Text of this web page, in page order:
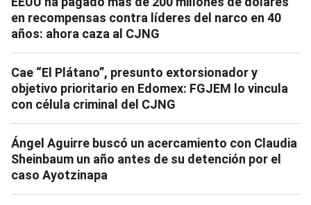
en recompensas contra líderes del narco en 40
años: ahora caza al CJNG
Cae “El Plátano”, presunto extorsionador y
objetivo prioritario en Edomex: FGJEM lo vincula
con célula criminal del CJNG
Ángel Aguirre buscó un acercamiento con Claudia
Sheinbaum un año antes de su detención por el
caso Ayotzinapa